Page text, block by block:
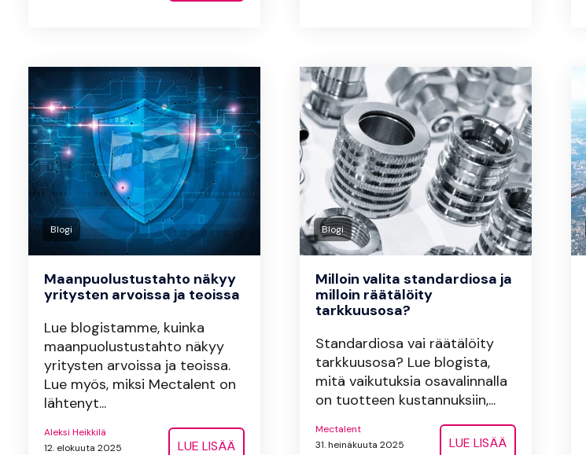
Blogi
Maanpuolustustahto näkyy
yritysten arvoissa ja teoissa
Lue blogistamme, kuinka
maanpuolustustahto näkyy
yritysten arvoissa ja teoissa.
Lue myös, miksi Mectalent on
lähtenyt...
Aleksi Heikkilä
12. elokuuta 2025
LUE LISÄÄ
Blogi
Milloin valita standardiosa ja
milloin räätälöity
tarkkuusosa?
Standardiosa vai räätälöity
tarkkuusosa? Lue blogista,
mitä vaikutuksia osavalinnalla
on tuotteen kustannuksiin,...
Mectalent
31. heinäkuuta 2025
LUE LISÄÄ